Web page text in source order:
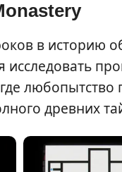
в историю
исследовать
любопытство
древних